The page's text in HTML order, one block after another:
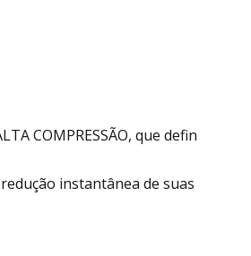
COMPRESSÃO, que defin
instantânea de suas